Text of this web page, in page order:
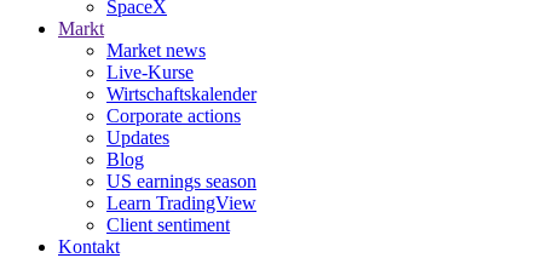
SpaceX
Markt
Market news
Live-Kurse
Wirtschaftskalender
Corporate actions
Updates
Blog
US earnings season
Learn TradingView
Client sentiment
Kontakt